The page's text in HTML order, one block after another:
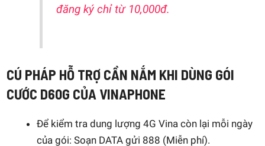
đăng ký chỉ từ 10,000đ.
CÚ PHÁP HỖ TRỢ CẦN NẮM KHI DÙNG GÓI
CƯỚC D60G CỦA VINAPHONE
Để kiểm tra dung lượng 4G Vina còn lại mỗi ngày
của gói: Soạn DATA gửi 888 (Miễn phí).